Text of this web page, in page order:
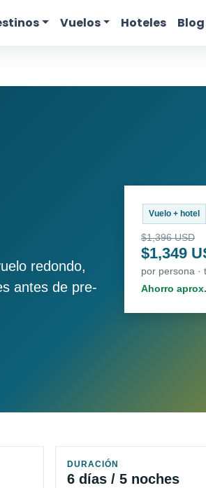
Vuelos Hoteles Blog
redondo,
antes de pre-
Vuelo + hotel
$1,396 USD
$1,349
por persona ·
Ahorro aprox.
DURACIÓN
6 días / 5 noches